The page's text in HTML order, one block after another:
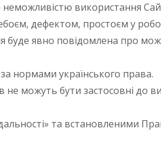
використання
дефектом, простоєм у
буде явно повідомлена про
нормами українського права.
можуть бути застосовні до
та встановленими